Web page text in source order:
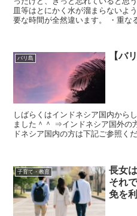
皿等はとにかく水が溜まらないよ
要な時間が全然違います。 ・重な
バリ島 【バ
しばらくはインドネシア国内から
ました＾＾ ⇒インドネシア国外の
ドネシア国内の方は下記ご参照く
子育て・教育
長女
それ
免を